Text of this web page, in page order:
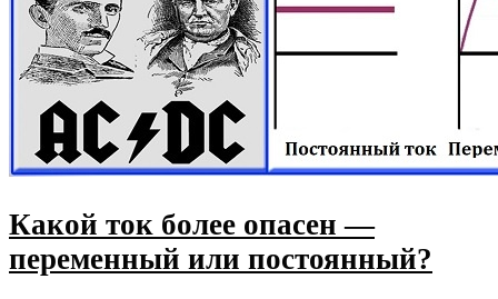
Какой ток более опасен —
переменный или постоянный?